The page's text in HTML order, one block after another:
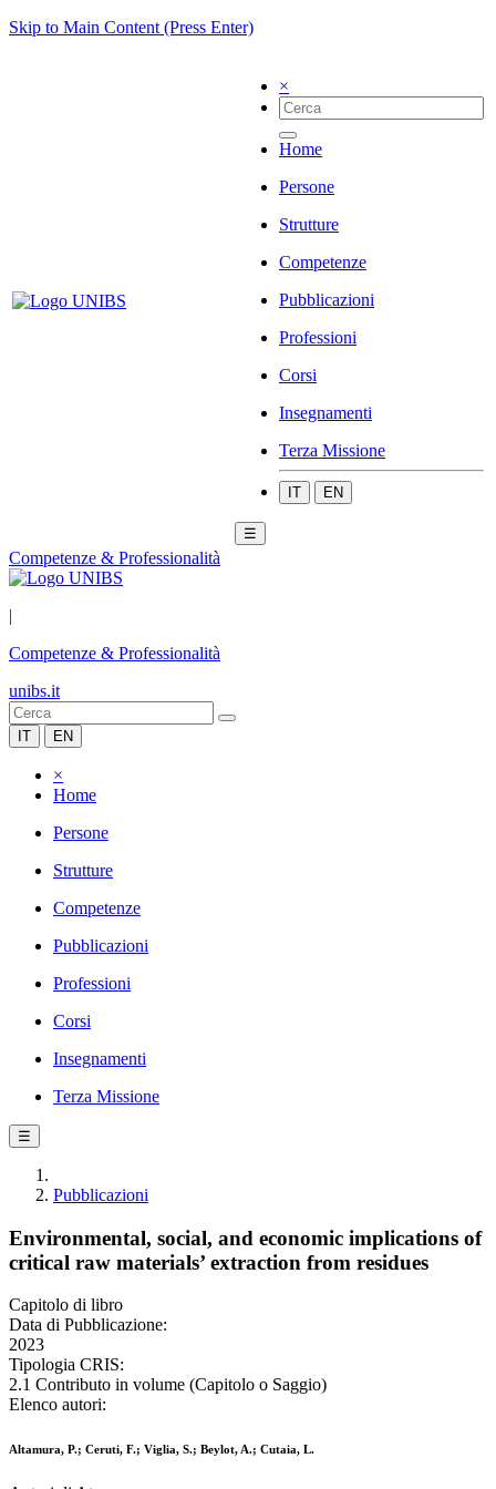
Skip to Main Content (Press Enter)
×
Home
Persone
Strutture
Competenze
Pubblicazioni
Professioni
Corsi
Insegnamenti
Terza Missione
IT EN
☰
Competenze & Professionalità
|
Competenze & Professionalità
unibs.it
IT EN
×
Home
Persone
Strutture
Competenze
Pubblicazioni
Professioni
Corsi
Insegnamenti
Terza Missione
☰
Pubblicazioni
Environmental, social, and economic implications of
critical raw materials’ extraction from residues
Capitolo di libro
Data di Pubblicazione:
2023
Tipologia CRIS:
2.1 Contributo in volume (Capitolo o Saggio)
Elenco autori:
Altamura, P.; Ceruti, F.; Viglia, S.; Beylot, A.; Cutaia, L.